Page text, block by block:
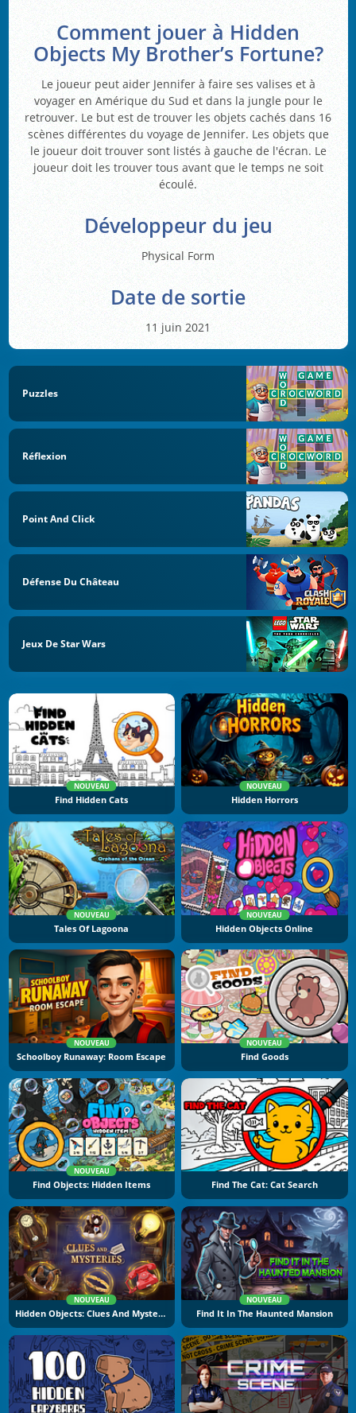
Comment jouer à Hidden
Objects My Brother’s Fortune?
Le joueur peut aider Jennifer à faire ses valises et à
voyager en Amérique du Sud et dans la jungle pour le
retrouver. Le but est de trouver les objets cachés dans 16
scènes différentes du voyage de Jennifer. Les objets que
le joueur doit trouver sont listés à gauche de l'écran. Le
joueur doit les trouver tous avant que le temps ne soit
écoulé.
Développeur du jeu
Physical Form
Date de sortie
11 juin 2021
Puzzles
Réflexion
Point And Click
Défense Du Château
Jeux De Star Wars
NOUVEAU
Find Hidden Cats
NOUVEAU
Hidden Horrors
NOUVEAU
Tales Of Lagoona
NOUVEAU
Hidden Objects Online
NOUVEAU
Schoolboy Runaway: Room Escape
NOUVEAU
Find Goods
NOUVEAU
Find Objects: Hidden Items Find The Cat: Cat Search
NOUVEAU
Hidden Objects: Clues And Mysteries
NOUVEAU
Find It In The Haunted Mansion